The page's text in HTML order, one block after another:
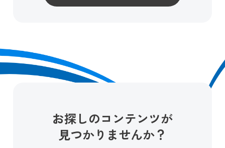
お探しのコンテンツが
見つかりませんか？